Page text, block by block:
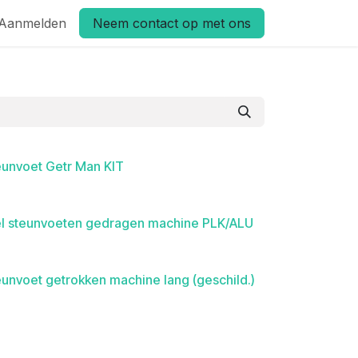
Neem contact op met ons
Getr Man KIT
steunvoeten gedragen machine PLK/ALU
getrokken machine lang (geschild.)